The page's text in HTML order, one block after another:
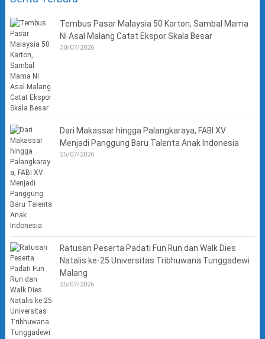
Tembus Pasar Malaysia 50 Karton, Sambal Mama
Ni Asal Malang Catat Ekspor Skala Besar
30/07/2026
Dari Makassar hingga Palangkaraya, FABI XV
Menjadi Panggung Baru Talenta Anak Indonesia
25/07/2026
Ratusan Peserta Padati Fun Run dan Walk Dies
Natalis ke-25 Universitas Tribhuwana Tunggadewi
Malang
25/07/2026